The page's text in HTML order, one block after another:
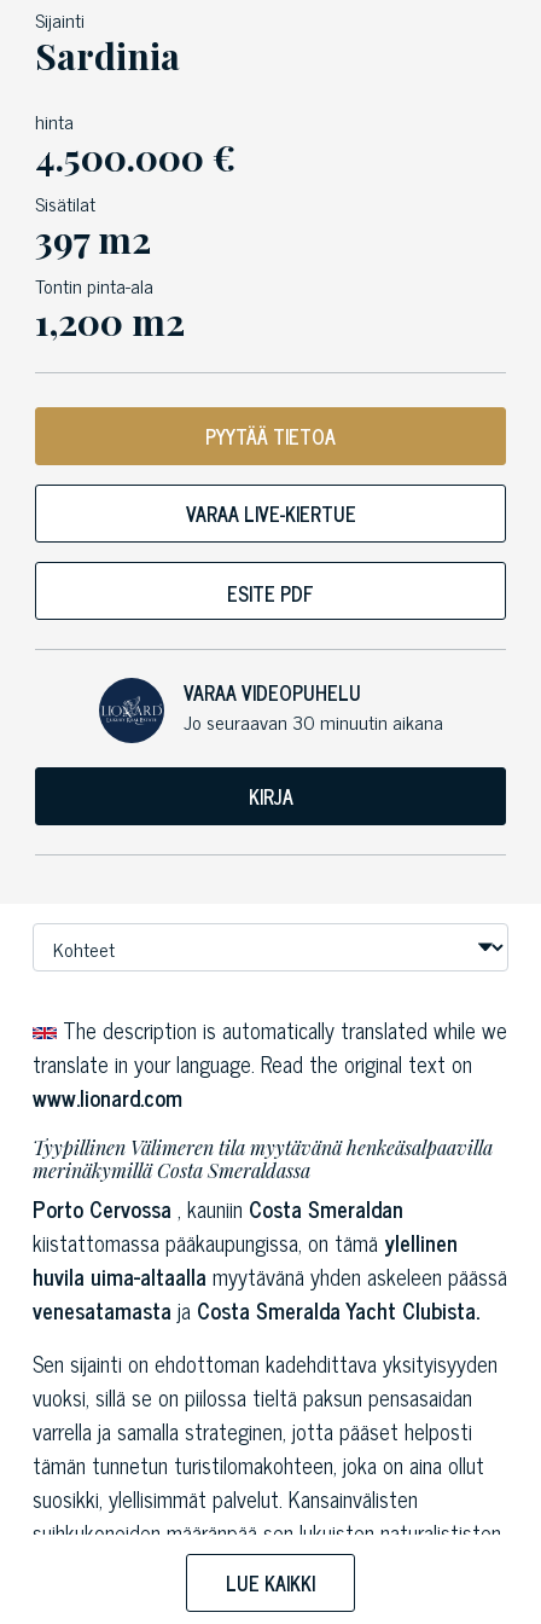
Sijainti
Sardinia
hinta
4.500.000 €
Sisätilat
397 m2
Tontin pinta-ala
1,200 m2
PYYTÄÄ TIETOA
VARAA LIVE-KIERTUE
ESITE PDF
VARAA VIDEOPUHELU
Jo seuraavan 30 minuutin aikana
KIRJA
The description is automatically translated while we
translate in your language. Read the original text on
www.lionard.com
Tyypillinen Välimeren tila myytävänä henkeäsalpaavilla
merinäkymillä Costa Smeraldassa
Porto Cervossa , kauniin Costa Smeraldan
kiistattomassa pääkaupungissa, on tämä ylellinen
huvila uima-altaalla myytävänä yhden askeleen päässä
venesatamasta ja Costa Smeralda Yacht Clubista.
Sen sijainti on ehdottoman kadehdittava yksityisyyden
vuoksi, sillä se on piilossa tieltä paksun pensasaidan
varrella ja samalla strateginen, jotta pääset helposti
tämän tunnetun turistilomakohteen, joka on aina ollut
suosikki, ylellisimmät palvelut. Kansainvälisten
suihkukoneiden määränpää sen lukuisten naturalististen
kauneuksien ja vilkkaan yöelämän vuoksi, jota
elävöittävät ravintolat ja trendikkäät klubit.
LUE KAIKKI